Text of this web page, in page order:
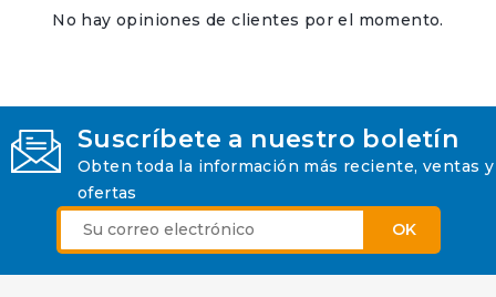
No hay opiniones de clientes por el momento.
Suscríbete a nuestro boletín
Obten toda la información más reciente, ventas y
ofertas